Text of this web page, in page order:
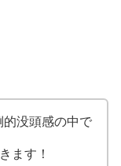
没頭感の中で
ます！